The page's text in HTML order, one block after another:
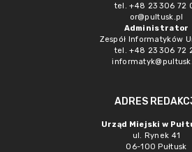
tel. +48 23 306 72
or@pultusk.pl
Administrator
Zespół Informatyków
tel. +48 23 306 72
ADRES
Urząd Miejski w
ul. Rynek 41
06-100 Pułtusk